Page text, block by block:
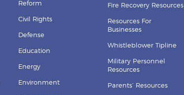
Reform
Civil Rights
Defense
Education
Energy
Environment
Fire Recovery Resources
Resources For
Businesses
Whistleblower Tipline
Military Personnel
Resources
Parents’ Resources